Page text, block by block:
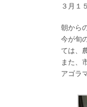
３月１
朝から
今が旬
ては、
また、
アゴラ